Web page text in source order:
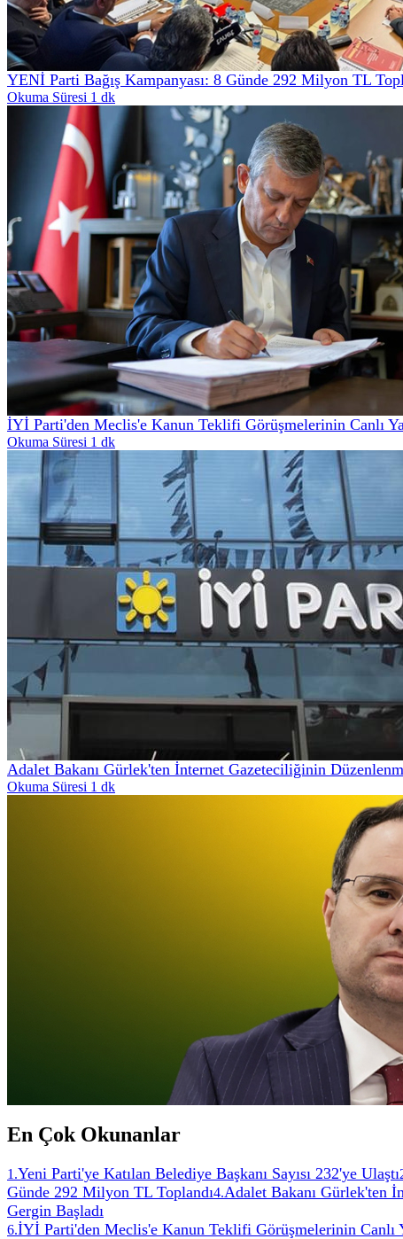
YENİ Parti Bağış Kampanyası: 8 Günde 292 Milyon TL
Okuma Süresi 1 dk
İYİ Parti'den Meclis'e Kanun Teklifi Görüşmelerinin Canlı
Okuma Süresi 1 dk
Adalet Bakanı Gürlek'ten İnternet Gazeteciliğinin
Okuma Süresi 1 dk
En Çok Okunanlar
1 .Yeni Parti'ye Katılan Belediye Başkanı Sayısı 232'ye Ulaştı
Günde 292 Milyon TL Toplandı4.Adalet Bakanı Gürlek'ten
Gergin Başladı
6.İYİ Parti'den Meclis'e Kanun Teklifi Görüşmelerinin Canlı